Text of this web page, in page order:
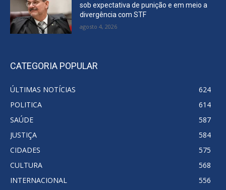
sob expectativa de punição e em meio a
divergência com STF
agosto 4, 2026
CATEGORIA POPULAR
ÚLTIMAS NOTÍCIAS
624
POLITICA
614
SAÚDE
587
JUSTIÇA
584
CIDADES
575
CULTURA
568
INTERNACIONAL
556